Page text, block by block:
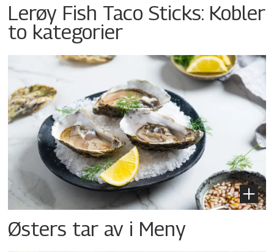
Lerøy Fish Taco Sticks: Kobler
to kategorier
Østers tar av i Meny